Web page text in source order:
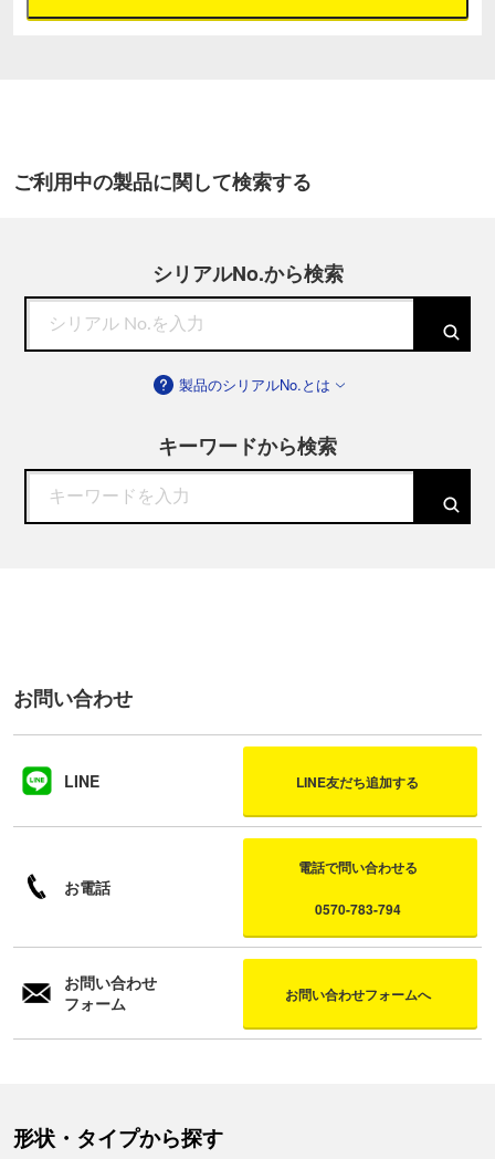
ご利用中の製品に関して検索する
シリアルNo.から検索
製品のシリアルNo.とは
キーワードから検索
お問い合わせ
LINE LINE友だち追加する
お電話
電話で問い合わせる
0570-783-794
お問い合わせ
フォーム
お問い合わせフォームへ
形状・タイプから探す